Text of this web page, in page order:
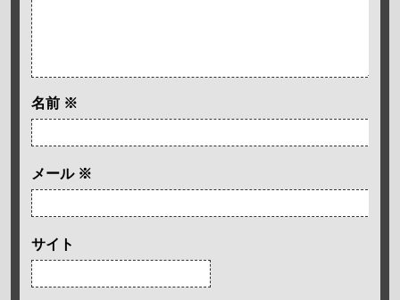
名前 ※
メール ※
サイト